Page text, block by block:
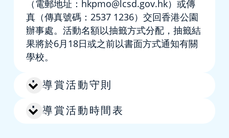
（電郵地址：hkpmo@lcsd.gov.hk）或傳
真（傳真號碼：2537 1236）交回香港公園
辦事處。活動名額以抽籤方式分配，抽籤結
果將於6月18日或之前以書面方式通知有關
學校。
導賞活動守則
導賞活動時間表